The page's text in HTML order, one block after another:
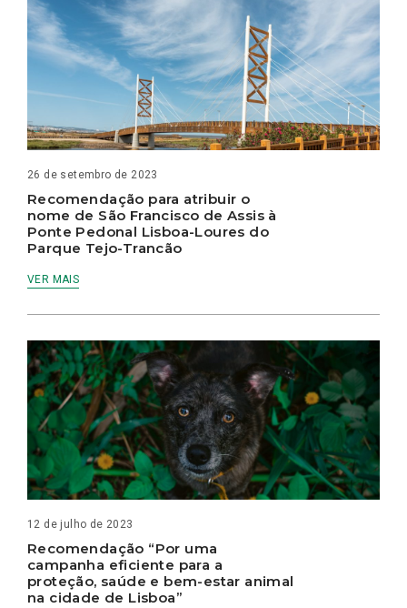
26 de setembro de 2023
Recomendação para atribuir o
nome de São Francisco de Assis à
Ponte Pedonal Lisboa-Loures do
Parque Tejo-Trancão
VER MAIS
12 de julho de 2023
Recomendação “Por uma
campanha eficiente para a
proteção, saúde e bem-estar animal
na cidade de Lisboa”